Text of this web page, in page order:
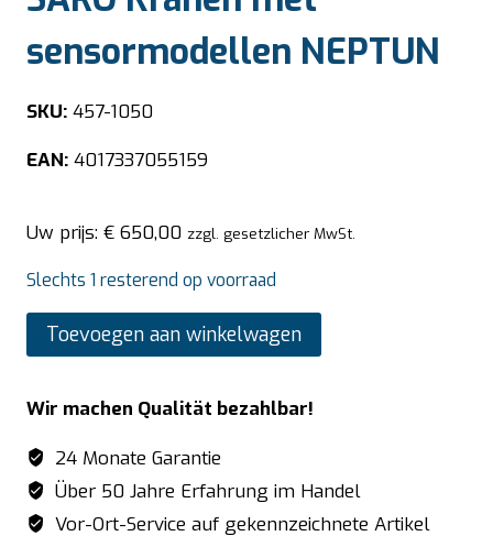
sensormodellen NEPTUN
SKU: 457-1050
EAN: 4017337055159
Uw prijs: € 650,00 zzgl. gesetzlicher MwSt.
Slechts 1 resterend op voorraad
SARO
Kranen
sensormodellen
NEPTUN
aantal
Toevoegen aan winkelwagen
Wir machen Qualität bezahlbar!
24 Monate Garantie
Über 50 Jahre Erfahrung im Handel
Vor-Ort-Service auf gekennzeichnete Artikel